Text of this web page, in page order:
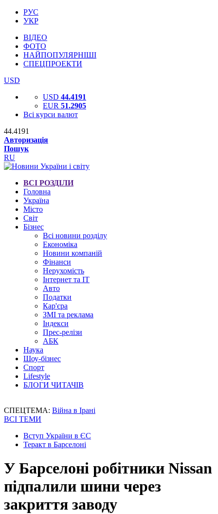
РУС
УКР
ВІДЕО
ФОТО
НАЙПОПУЛЯРНІШІ
СПЕЦПРОЕКТИ
USD
USD 44.4191
EUR 51.2905
Всі курси валют
44.4191
Авторизація
Пошук
RU
ВСІ РОЗДІЛИ
Головна
Україна
Місто
Світ
Бізнес
Всі новини розділу
Економіка
Новини компаній
Фінанси
Нерухомість
Інтернет та IT
Авто
Податки
Кар'єра
ЗМІ та реклама
Індекси
Прес-релізи
АБК
Наука
Шоу-бізнес
Спорт
Lifestyle
БЛОГИ ЧИТАЧІВ
СПЕЦТЕМА: Війна в Ірані
ВСІ ТЕМИ
Вступ України в ЄС
Теракт в Барселоні
У Барселоні робітники Nissan
підпалили шини через
закриття заводу